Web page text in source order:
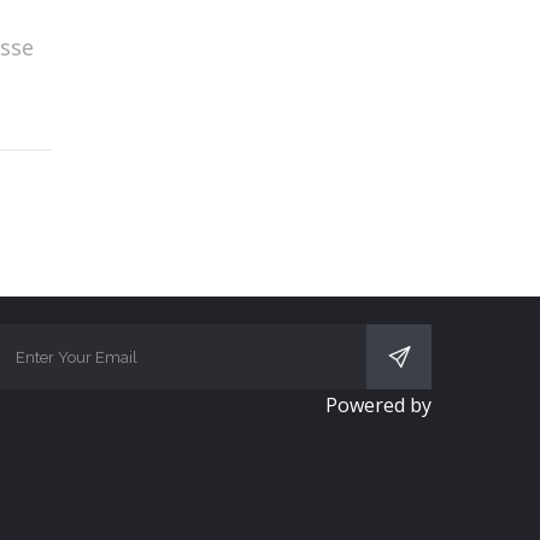
Powered by